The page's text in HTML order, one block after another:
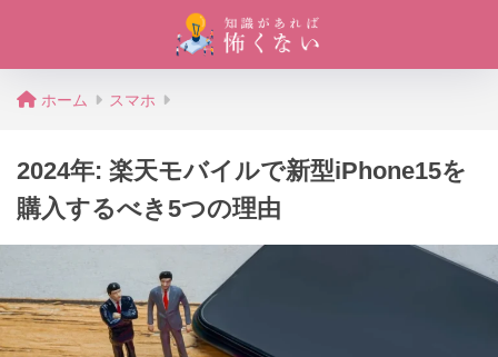
ホーム スマホ
2024年: 楽天モバイルで新型iPhone15を
購入するべき5つの理由